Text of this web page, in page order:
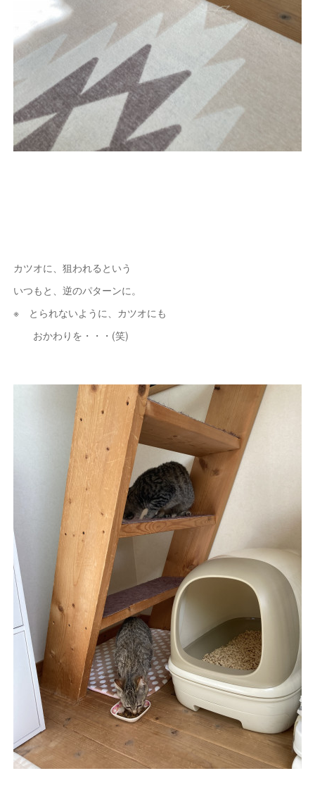
カツオに、狙われるという
いつもと、逆のパターンに。
※ とられないように、カツオにも
おかわりを・・・(笑)